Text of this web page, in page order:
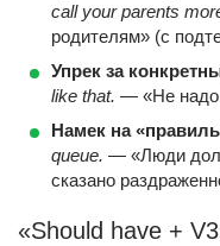
call your parents
родителям» (с
Упрек за
like that. — «Не надо
Намек на
queue. — «Люди
сказано
«Should have +